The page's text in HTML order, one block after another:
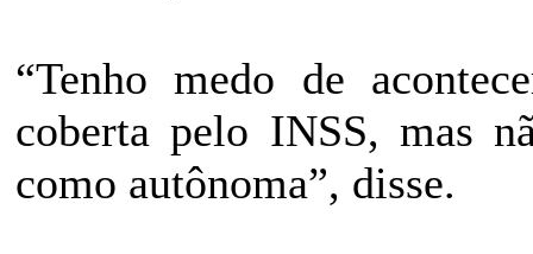
“Tenho medo de
coberta pelo INSS, mas
como autônoma”, disse.